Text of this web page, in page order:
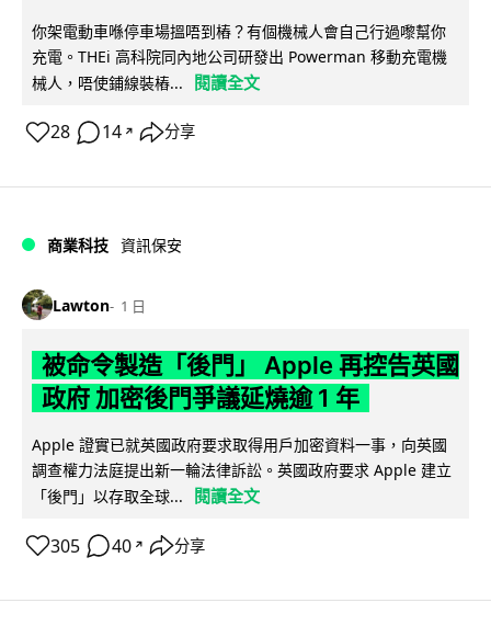
你架電動車喺停車場搵唔到樁？有個機械人會自己行過嚟幫你
充電。THEi 高科院同內地公司研發出 Powerman 移動充電機
械人，唔使鋪線裝樁...
閱讀全文
28 14 ↗ 分享
商業科技 資訊保安
Lawton 1 日
被命令製造「後門」 Apple 再控告英國
政府 加密後門爭議延燒逾 1 年
Apple 證實已就英國政府要求取得用戶加密資料一事，向英國
調查權力法庭提出新一輪法律訴訟。英國政府要求 Apple 建立
「後門」以存取全球...
閱讀全文
305 40 ↗ 分享